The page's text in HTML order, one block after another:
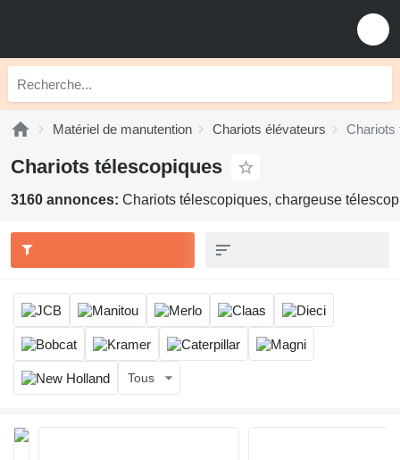
Matériel de manutention Chariots élévateurs Chariots
Chariots télescopiques
3160 annonces: Chariots télescopiques, chargeuse
Tous